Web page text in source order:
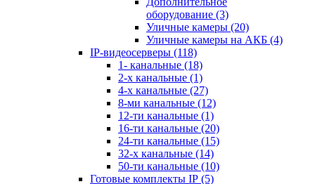
оборудование (3)
Уличные камеры (20)
Уличные камеры на АКБ (4)
IP-видеосерверы (118)
1- канальные (18)
2-х канальные (1)
4-х канальные (27)
8-ми канальные (12)
12-ти канальные (1)
16-ти канальные (20)
24-ти канальные (15)
32-х канальные (14)
50-ти канальные (10)
Готовые комплекты IP (5)